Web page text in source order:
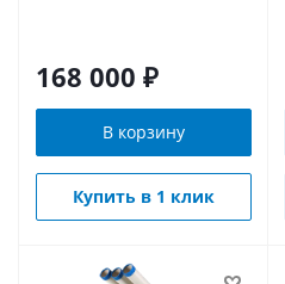
168 000 ₽
В корзину
Купить в 1 клик